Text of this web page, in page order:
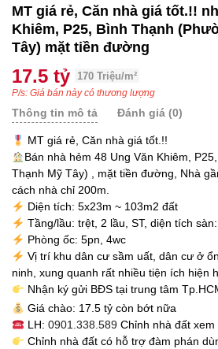
MT giá rẻ, Căn nhà giá tốt.!!
Khiêm, P25, Bình Thạnh
Tây) mặt tiền đường
17.5 tỷ 170 Triệu/m²
P/s: Giá bán này có thương lượng
Thông tin mô tả Đánh giá (0)
MT giá rẻ, Căn nhà giá tốt.!!
Bán nhà hẻm 48 Ung Văn Khiêm,
Thạnh Mỹ Tây) , mặt tiền đường, Nhà
cách nhà chỉ 200m.
Diện tích: 5x23m ~ 103m2 đất
Tầng/lầu: trệt, 2 lầu, ST, diện tích
Phòng ốc: 5pn, 4wc
Vị trí khu dân cư sầm uất, dân cư ở
ninh, xung quanh rất nhiều tiện ích hiện
Nhận ký gửi BĐS tại trung tâm
Giá chào: 17.5 tỷ còn bớt nữa
LH: 0901.338.589Chỉnh nhà đất xem
Chỉnh nhà đất có hỗ trợ đàm phán